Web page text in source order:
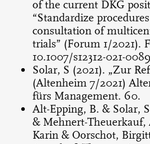
of the current DKG
“Standardize
consultation of
trials” (Forum 1/2021).
10.1007/s12312-021-
Solar, S (2021). „Zur
(Altenheim 7/2021)
fürs Management. 60.
Alt-Epping, B. & Solar,
& Mehnert-Theuerkauf,
Karin & Oorschot,